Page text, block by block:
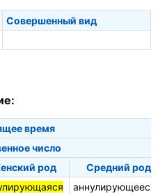
Совершенный вид
время
число
род
Средний род
аннулирующееся